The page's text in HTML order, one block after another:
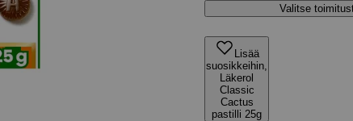
Valitse
Lisää
suosikkeihin,
Läkerol
Classic
Cactus
pastilli 25g